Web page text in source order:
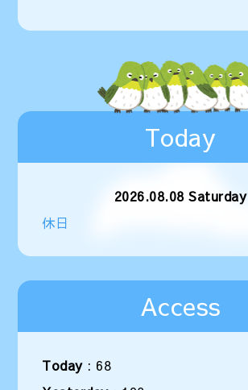
Today
2026.08.08 Saturday
休日
Access
Today: 68